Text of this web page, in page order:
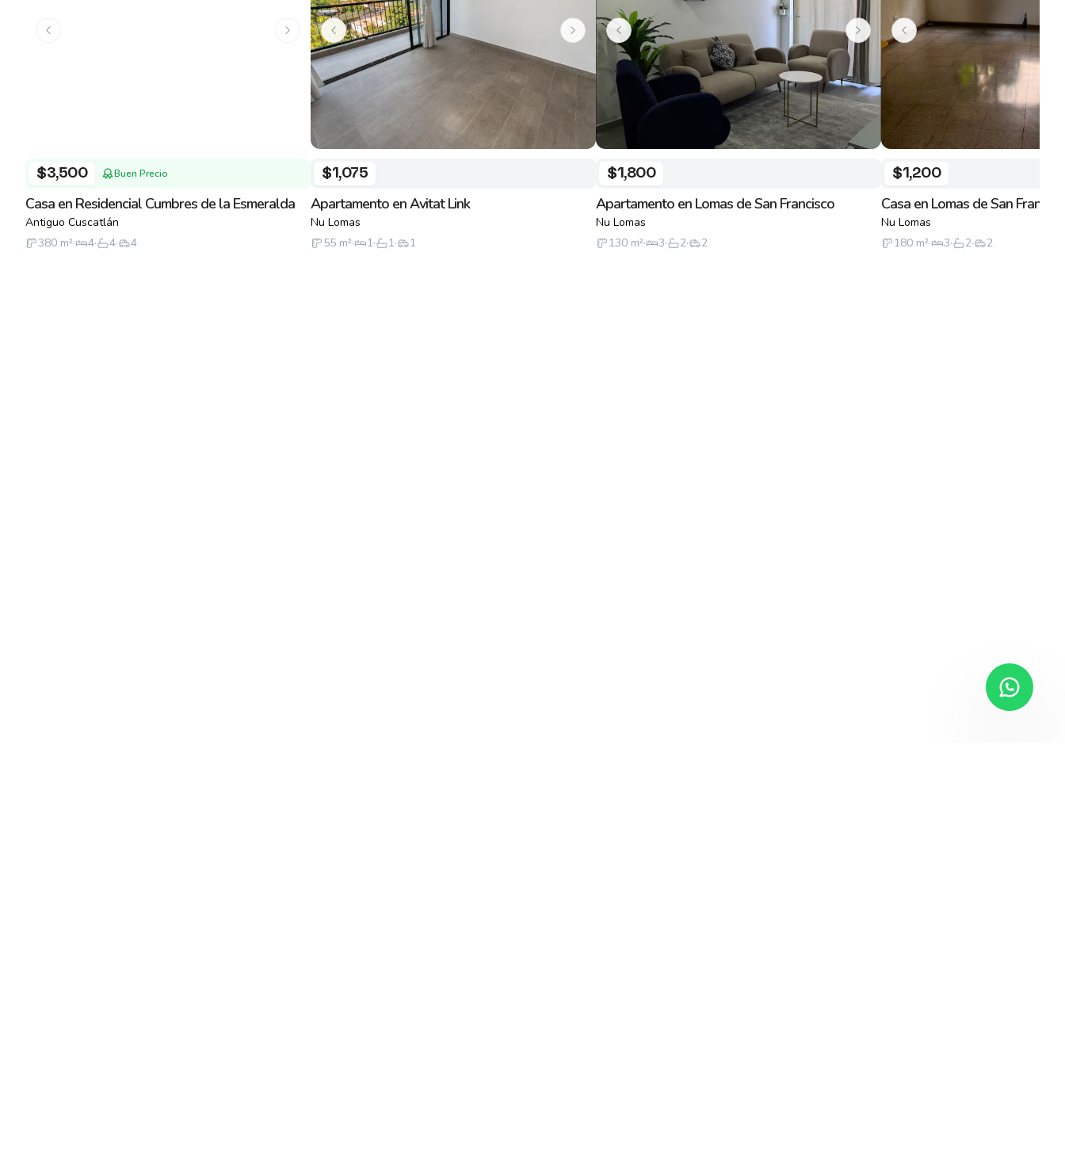
$3,500 Buen Precio
Casa en Residencial Cumbres de la Esmeralda
Antiguo Cuscatlán
380 m²· 4· 4· 4
$1,075
Apartamento en Avitat Link
Nu Lomas
55 m²· 1· 1· 1
$1,800
Apartamento en Lomas de San Francisco
Nu Lomas
130 m²· 3· 2· 2
$1,200
Casa en Lomas de San
Nu Lomas
180 m²· 3· 2· 2